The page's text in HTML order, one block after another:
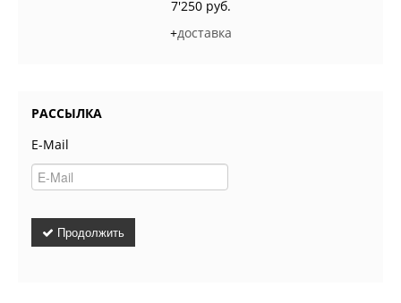
7'250 руб.
+доставка
РАССЫЛКА
E-Mail
Продолжить